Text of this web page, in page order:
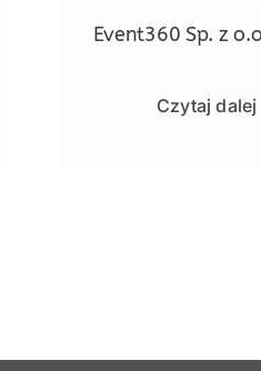
Event360 Sp. z
Czytaj dalej